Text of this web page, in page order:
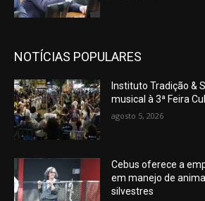
NOTÍCIAS POPULARES
Instituto Tradição &
musical à 3ª Feira
agosto 5, 2026
Cebus oferece a
em manejo de
silvestres